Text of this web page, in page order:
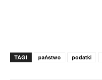
TAGI państwo podatki